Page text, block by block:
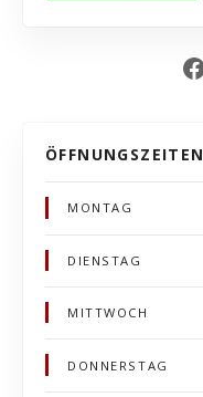
Facebook
ÖFFNUNGSZEITEN
MONTAG
DIENSTAG
MITTWOCH
DONNERSTAG